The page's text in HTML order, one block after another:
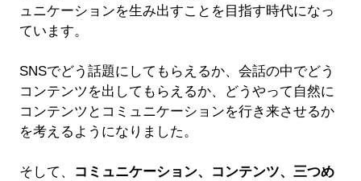
ュニケーションを生み出すことを目指す時代になっ
ています。
SNSでどう話題にしてもらえるか、会話の中でどう
コンテンツを出してもらえるか、どうやって自然に
コンテンツとコミュニケーションを行き来させるか
を考えるようになりました。
そして、
コミュニケーション、コンテンツ、三つめ